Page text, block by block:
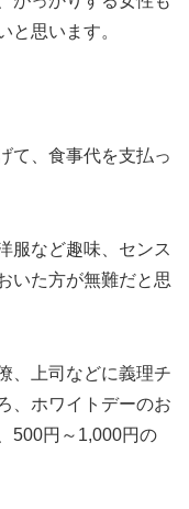
と思います。
て、食事代を支払っ
服など趣味、センス
いた方が無難だと思
、上司などに義理チ
、ホワイトデーのお
500円～1,000円の